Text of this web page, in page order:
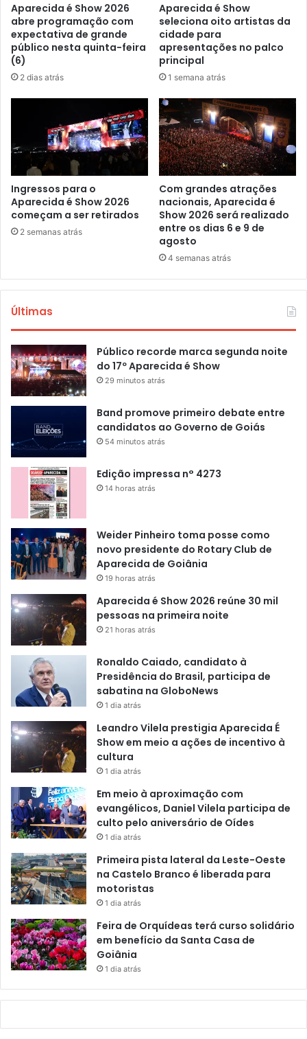
Aparecida é Show 2026
abre programação com
expectativa de grande
público nesta quinta-feira
(6)
2 dias atrás
Aparecida é Show
seleciona oito artistas da
cidade para
apresentações no palco
principal
1 semana atrás
Ingressos para o
Aparecida é Show 2026
começam a ser retirados
2 semanas atrás
Com grandes atrações
nacionais, Aparecida é
Show 2026 será realizado
entre os dias 6 e 9 de
agosto
4 semanas atrás
Últimas
Público recorde marca segunda noite
do 17º Aparecida é Show
29 minutos atrás
Band promove primeiro debate entre
candidatos ao Governo de Goiás
54 minutos atrás
Edição impressa n° 4273
14 horas atrás
Weider Pinheiro toma posse como
novo presidente do Rotary Club de
Aparecida de Goiânia
19 horas atrás
Aparecida é Show 2026 reúne 30 mil
pessoas na primeira noite
21 horas atrás
Ronaldo Caiado, candidato à
Presidência do Brasil, participa de
sabatina na GloboNews
1 dia atrás
Leandro Vilela prestigia Aparecida É
Show em meio a ações de incentivo à
cultura
1 dia atrás
Em meio à aproximação com
evangélicos, Daniel Vilela participa de
culto pelo aniversário de Oídes
1 dia atrás
Primeira pista lateral da Leste-Oeste
na Castelo Branco é liberada para
motoristas
1 dia atrás
Feira de Orquídeas terá curso solidário
em benefício da Santa Casa de
Goiânia
1 dia atrás